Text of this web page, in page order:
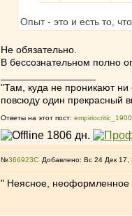
Опыт - это и есть то,
Не обязательно.
В бессознательном полно
"Там, куда не проникают ни
повсюду один прекрасный
Ответы на этот пост: empiriocritic_1900
№366923 Добавлено: Вс 24 Дек 17,
" Неясное, неоформленное